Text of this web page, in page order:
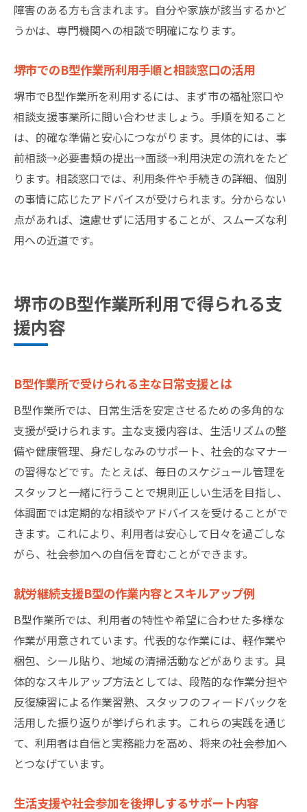
障害のある方も含まれます。自分や家族が該当するかど
うかは、専門機関への相談で明確になります。
堺市でのB型作業所利用手順と相談窓口の活用
堺市でB型作業所を利用するには、まず市の福祉窓口や
相談支援事業所に問い合わせましょう。手順を知ること
は、的確な準備と安心につながります。具体的には、事
前相談→必要書類の提出→面談→利用決定の流れをたど
ります。相談窓口では、利用条件や手続きの詳細、個別
の事情に応じたアドバイスが受けられます。分からない
点があれば、遠慮せずに活用することが、スムーズな利
用への近道です。
堺市のB型作業所利用で得られる支
援内容
B型作業所で受けられる主な日常支援とは
B型作業所では、日常生活を安定させるための多角的な
支援が受けられます。主な支援内容は、生活リズムの整
備や健康管理、身だしなみのサポート、社会的なマナー
の習得などです。たとえば、毎日のスケジュール管理を
スタッフと一緒に行うことで規則正しい生活を目指し、
体調面では定期的な相談やアドバイスを受けることがで
きます。これにより、利用者は安心して日々を過ごしな
がら、社会参加への自信を育むことができます。
就労継続支援B型の作業内容とスキルアップ例
B型作業所では、利用者の特性や希望に合わせた多様な
作業が用意されています。代表的な作業には、軽作業や
梱包、シール貼り、地域の清掃活動などがあります。具
体的なスキルアップ方法としては、段階的な作業分担や
反復練習による作業習熟、スタッフのフィードバックを
活用した振り返りが挙げられます。これらの実践を通じ
て、利用者は自信と実務能力を高め、将来の社会参加へ
とつなげています。
生活支援や社会参加を後押しするサポート内容